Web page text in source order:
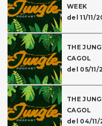
WEEK
del 11/11/
THE
CAGOL
del 05/11/
THE
CAGOL
del 04/11/